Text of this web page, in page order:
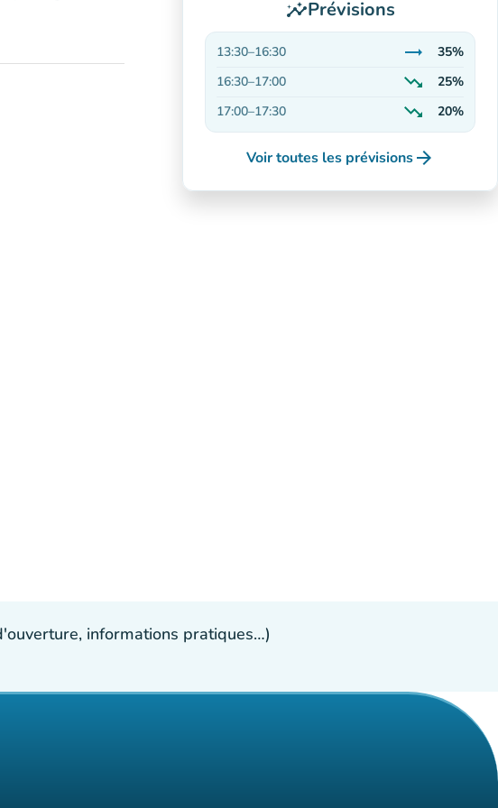
insightsPrévisions
13:30–16:30 trending_flat
35%
16:30–17:00 trending_down
25%
17:00–17:30 trending_down
En baisse
20%
Voir toutes les prévisionsarrow_forward
informations pratiques…)